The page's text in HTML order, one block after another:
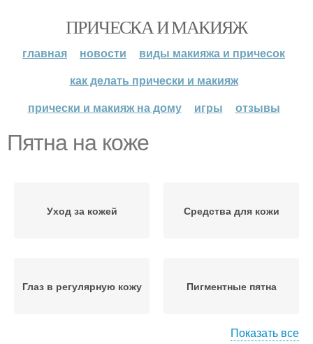
ПРИЧЕСКА И МАКИЯЖ
главная новости
виды макияжа и причесок
как делать прически и макияж
прически и макияж на дому
игры отзывы
Пятна на коже
Уход за кожей Средства для кожи
Глаз в регулярную кожу Пигментные пятна
Показать все